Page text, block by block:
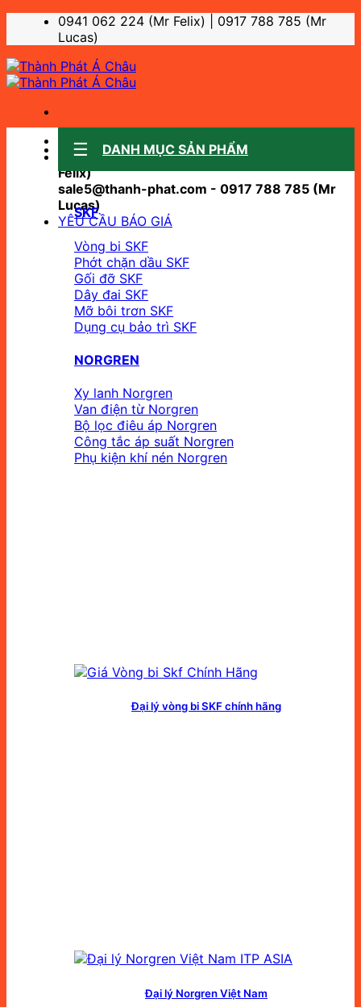
dung
0941 062 224 (Mr Felix) | 0917 788 785 (Mr
Lucas)
Sale support:
sale10@thanh-phat.com - 0941 062 224 (Mr
Felix)
sale5@thanh-phat.com - 0917 788 785 (Mr
Lucas)
YÊU CẦU BÁO GIÁ
DANH MỤC SẢN PHẨM
SKF
Vòng bi SKF
Phớt chặn dầu SKF
Gối đỡ SKF
Dây đai SKF
Mỡ bôi trơn SKF
Dụng cụ bảo trì SKF
NORGREN
Xy lanh Norgren
Van điện từ Norgren
Bộ lọc điêu áp Norgren
Công tắc áp suất Norgren
Phụ kiện khí nén Norgren
Đại lý vòng bi SKF chính hãng
Đại lý Norgren Việt Nam